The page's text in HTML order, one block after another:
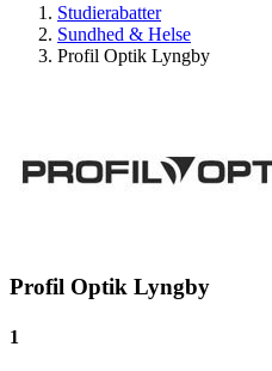
Studierabatter
Sundhed & Helse
Profil Optik Lyngby
Profil Optik Lyngby
1